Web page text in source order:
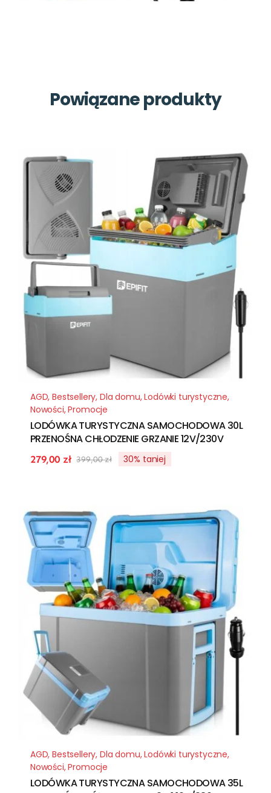
Powiązane produkty
AGD,Bestsellery, Dla domu,Lodówki turystyczne,
Nowości,Promocje
LODÓWKA TURYSTYCZNA SAMOCHODOWA 30L
PRZENOŚNA CHŁODZENIE GRZANIE 12V/230V
399,00złPierwotna
279,00 zł
Aktualna
30% taniej
AGD,Bestsellery, Dla domu,Lodówki turystyczne,
Nowości,Promocje
LODÓWKA TURYSTYCZNA SAMOCHODOWA 35L